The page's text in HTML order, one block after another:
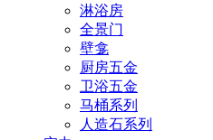
淋浴房
全景门
壁龛
厨房五金
卫浴五金
马桶系列
人造石系列